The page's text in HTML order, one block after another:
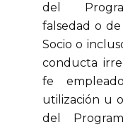
del
falsedad o
Socio o
conducta
fe
utilización u
del